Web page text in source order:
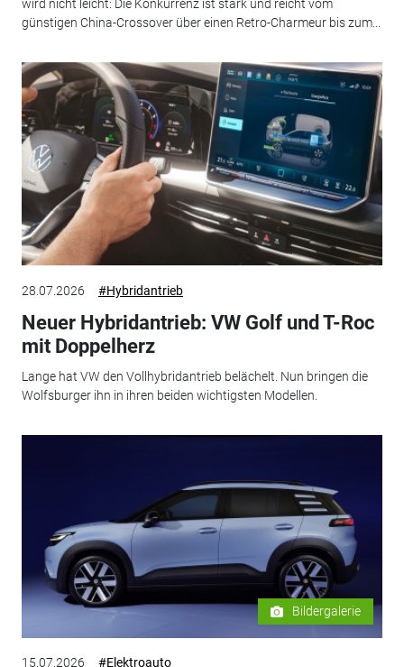
wird nicht leicht: Die Konkurrenz ist stark und reicht vom
günstigen China-Crossover über einen Retro-Charmeur bis zum...
28.07.2026 #Hybridantrieb
Neuer Hybridantrieb: VW Golf und T-Roc
mit Doppelherz
Lange hat VW den Vollhybridantrieb belächelt. Nun bringen die
Wolfsburger ihn in ihren beiden wichtigsten Modellen.
Bildergalerie
15.07.2026 #Elektroauto